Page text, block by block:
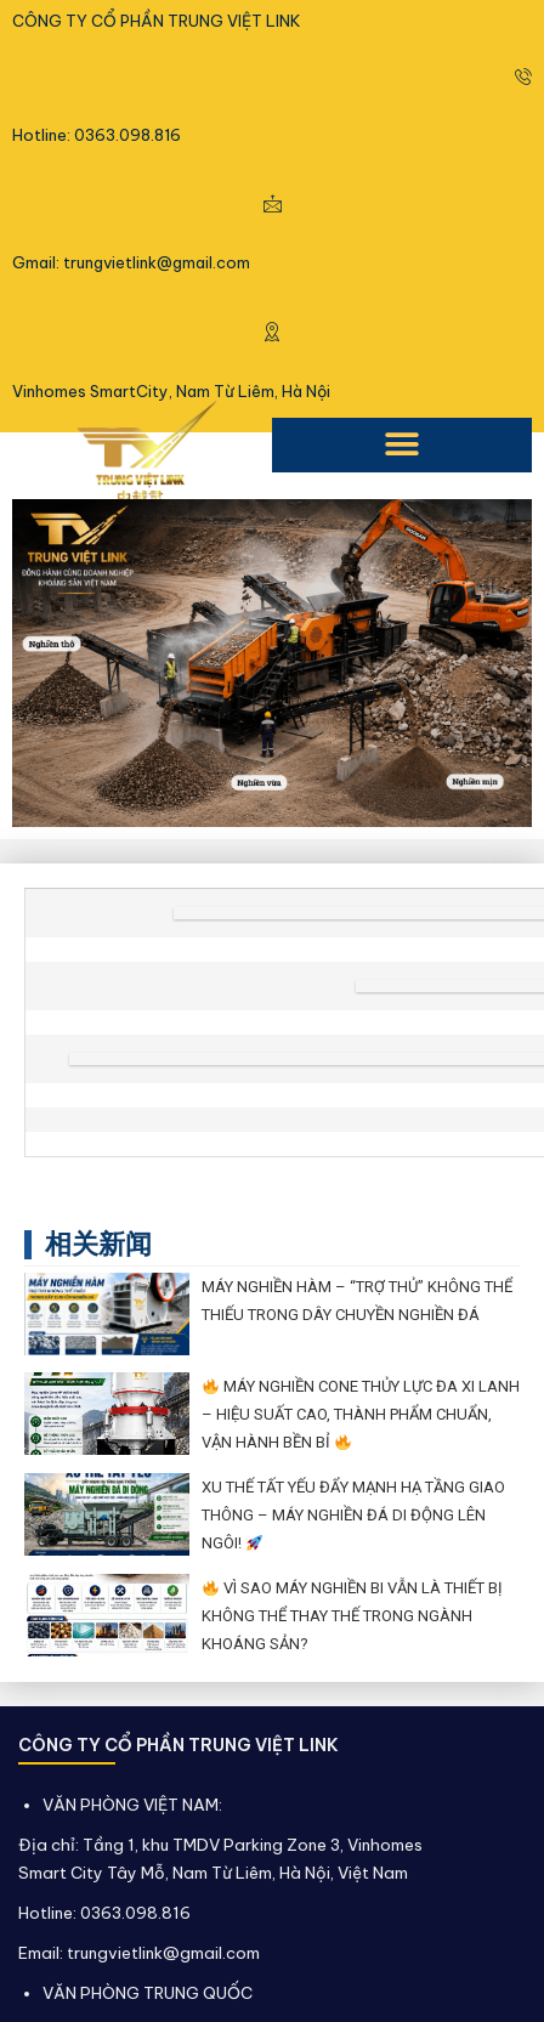
CÔNG TY CỔ PHẦN TRUNG VIỆT LINK
Hotline: 0363.098.816
Gmail: trungvietlink@gmail.com
Vinhomes SmartCity, Nam Từ Liêm, Hà Nội
相关新闻
MÁY NGHIỀN HÀM – “TRỢ THỦ” KHÔNG THỂ
THIẾU TRONG DÂY CHUYỀN NGHIỀN ĐÁ
MÁY NGHIỀN CONE THỦY LỰC ĐA XI LANH
– HIỆU SUẤT CAO, THÀNH PHẨM CHUẨN,
VẬN HÀNH BỀN BỈ
XU THẾ TẤT YẾU ĐẨY MẠNH HẠ TẦNG GIAO
THÔNG – MÁY NGHIỀN ĐÁ DI ĐỘNG LÊN
NGÔI!
VÌ SAO MÁY NGHIỀN BI VẪN LÀ THIẾT BỊ
KHÔNG THỂ THAY THẾ TRONG NGÀNH
KHOÁNG SẢN?
CÔNG TY CỔ PHẦN TRUNG VIỆT LINK
VĂN PHÒNG VIỆT NAM:
Địa chỉ: Tầng 1, khu TMDV Parking Zone 3, Vinhomes
Smart City Tây Mỗ, Nam Từ Liêm, Hà Nội, Việt Nam
Hotline: 0363.098.816
Email: trungvietlink@gmail.com
VĂN PHÒNG TRUNG QUỐC